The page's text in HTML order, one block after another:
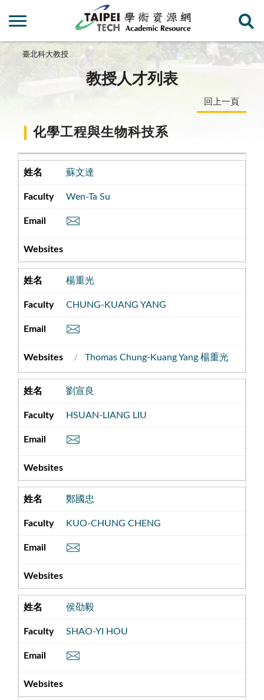
臺北科大教授
教授人才列表
回上一頁
化學工程與生物科技系
蘇文達
Wen-Ta Su
楊重光
CHUNG-KUANG YANG
Thomas Chung-Kuang Yang 楊重光
劉宣良
HSUAN-LIANG LIU
鄭國忠
KUO-CHUNG CHENG
侯劭毅
SHAO-YI HOU